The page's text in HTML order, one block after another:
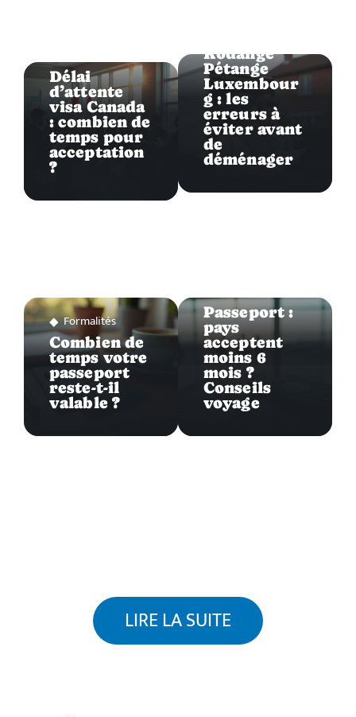
Délai
d’attente
visa Canada
: combien de
temps pour
acceptation
?
Formalités
Combien de
temps votre
passeport
reste-t-il
valable ?
Rodange
Pétange
Luxembour
g : les
erreurs à
éviter avant
de
déménager
Passeport :
pays
acceptent
moins 6
mois ?
Conseils
voyage
LIRE LA SUITE